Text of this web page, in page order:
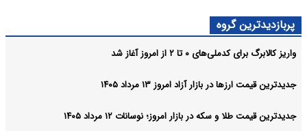
پربازدیدترین گروه
واریز کالابرگ برای کدملی‌های ۰ تا ۲ از امروز آغاز شد
جدیدترین قیمت ارزها در بازار آزاد امروز ۱۳ مرداد ۱۴۰۵
جدیدترین قیمت طلا و سکه در بازار امروز؛ نوسانات ۱۲ مرداد ۱۴۰۵